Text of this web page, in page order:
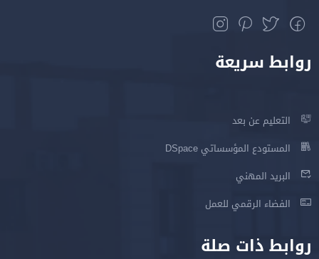
روابط سريعة
التعليم عن بعد
المستودع المؤسساتي DSpace
البريد المهني
الفضاء الرقمي للعمل
روابط ذات صلة